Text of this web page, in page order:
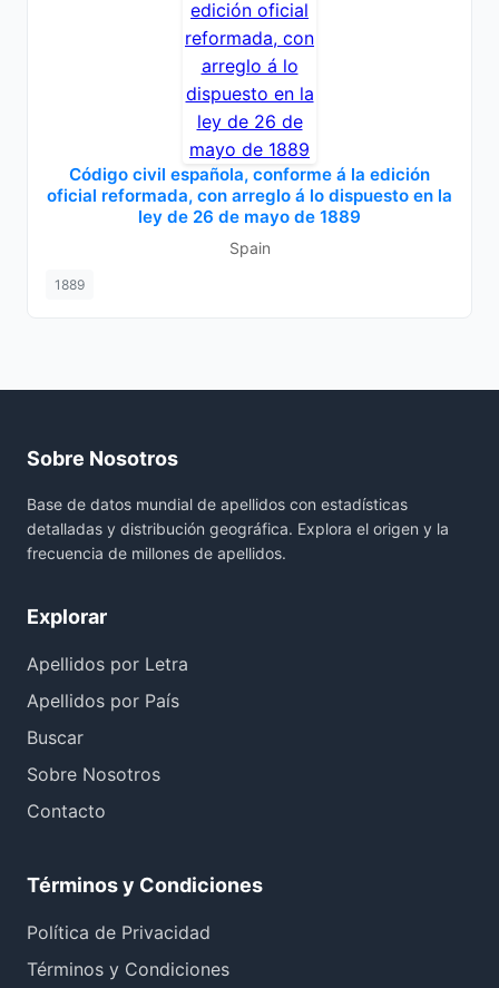
Código civil española, conforme á la edición
oficial reformada, con arreglo á lo dispuesto en la
ley de 26 de mayo de 1889
Spain
1889
Sobre Nosotros
Base de datos mundial de apellidos con estadísticas
detalladas y distribución geográfica. Explora el origen y la
frecuencia de millones de apellidos.
Explorar
Apellidos por Letra
Apellidos por País
Buscar
Sobre Nosotros
Contacto
Términos y Condiciones
Política de Privacidad
Términos y Condiciones